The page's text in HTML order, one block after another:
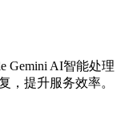
Gemini AI智能处理
，提升服务效率。